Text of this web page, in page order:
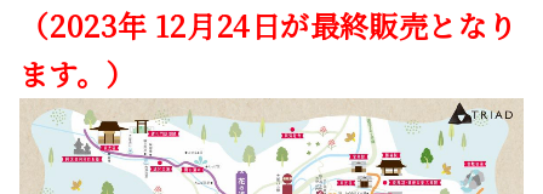
（2023年 12月24日が最終販売となり
ます。）